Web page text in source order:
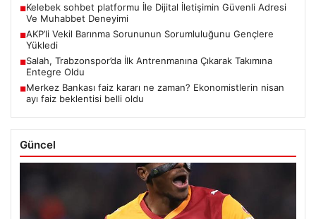
■Kelebek sohbet platformu İle Dijital İletişimin Güvenli Adresi
Ve Muhabbet Deneyimi
■AKP’li Vekil Barınma Sorununun Sorumluluğunu Gençlere
Yükledi
■Salah, Trabzonspor’da İlk Antrenmanına Çıkarak Takımına
Entegre Oldu
■Merkez Bankası faiz kararı ne zaman? Ekonomistlerin nisan
ayı faiz beklentisi belli oldu
Güncel